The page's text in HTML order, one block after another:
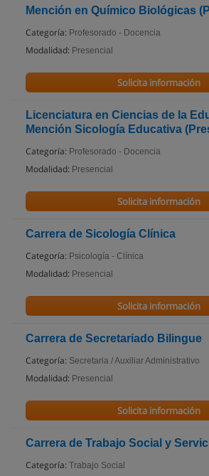
Mención en Químico Biológicas
Categoría: Profesorado - Docencia
Modalidad: Presencial
Solicita información
Licenciatura en Ciencias de la
Mención Sicología Educativa
Categoría: Profesorado - Docencia
Modalidad: Presencial
Solicita información
Carrera de Sicología Clínica
Categoría: Psicología - Clínica
Modalidad: Presencial
Solicita información
Carrera de Secretariado Bilingue
Categoría: Secretaria / Auxiliar Administrativo
Modalidad: Presencial
Solicita información
Carrera de Trabajo Social y
Categoría: Trabajo Social